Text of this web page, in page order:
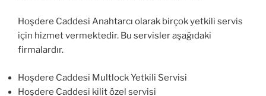
Hoşdere Caddesi Anahtarcı olarak birçok yetkili servis
için hizmet vermektedir. Bu servisler aşağıdaki
firmalardır.
Hoşdere Caddesi Multlock Yetkili Servisi
Hoşdere Caddesi kilit özel servisi